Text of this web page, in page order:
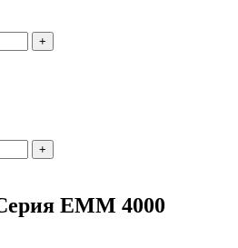
+
+
EMM 4000